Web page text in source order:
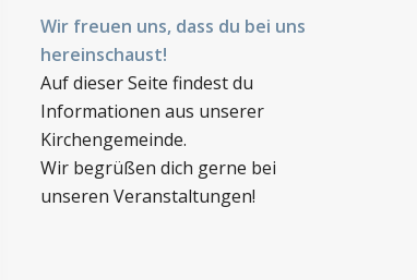
Wir freuen uns, dass du bei uns
hereinschaust!
Auf dieser Seite findest du
Informationen aus unserer
Kirchengemeinde.
Wir begrüßen dich gerne bei
unseren Veranstaltungen!